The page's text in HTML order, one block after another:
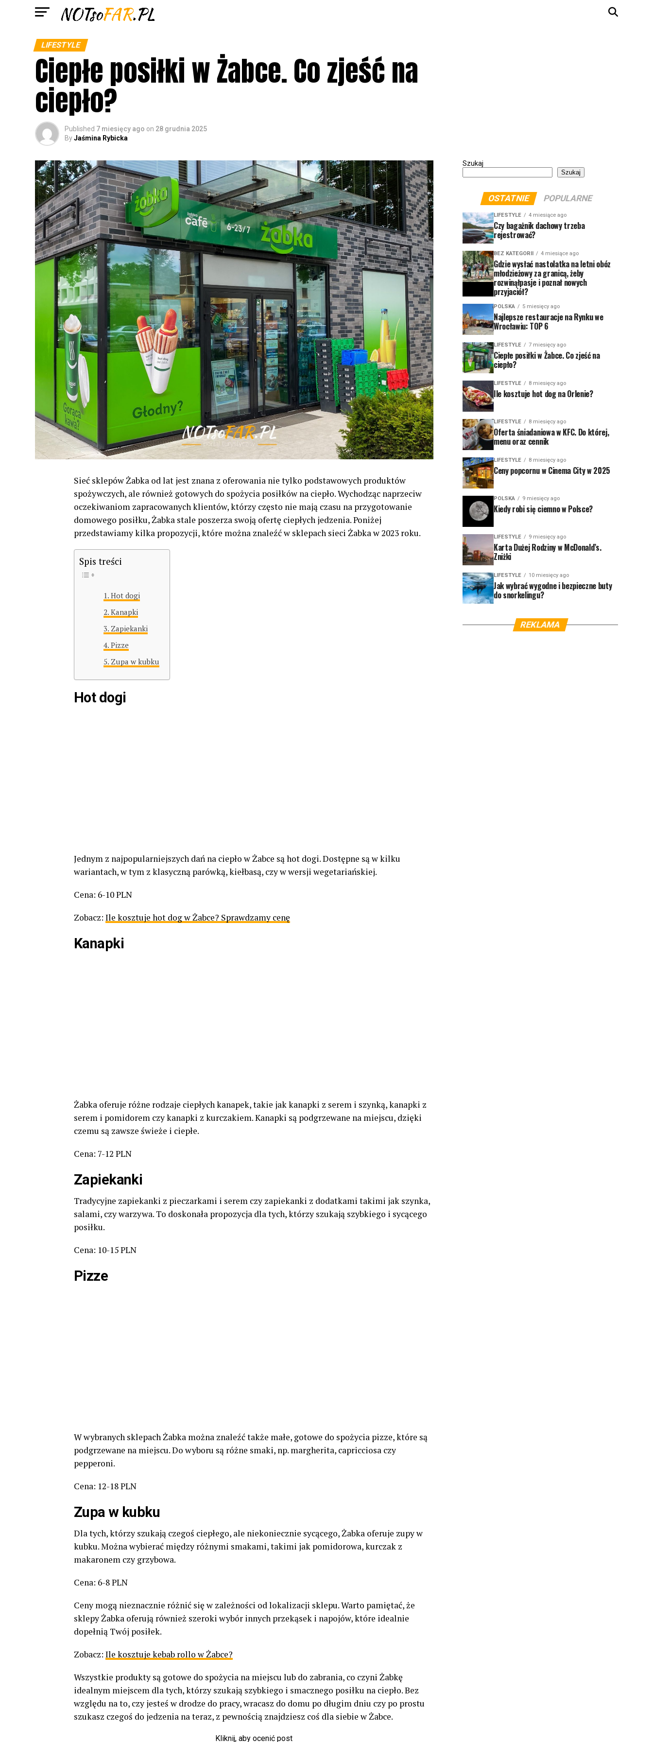
LIFESTYLE
Ciepłe posiłki w Żabce. Co zjeść na
ciepło?
Published 7 miesięcy ago on 28 grudnia 2025
ByJaśmina Rybicka
Sieć sklepów Żabka od lat jest znana z oferowania nie tylko podstawowych produktów
spożywczych, ale również gotowych do spożycia posiłków na ciepło. Wychodząc naprzeciw
oczekiwaniom zapracowanych klientów, którzy często nie mają czasu na przygotowanie
domowego posiłku, Żabka stale poszerza swoją ofertę ciepłych jedzenia. Poniżej
przedstawiamy kilka propozycji, które można znaleźć w sklepach sieci Żabka w 2023 roku.
Spis treści
Hot dogi
Kanapki
Zapiekanki
Pizze
Zupa w kubku
Hot dogi
Jednym z najpopularniejszych dań na ciepło w Żabce są hot dogi. Dostępne są w kilku
wariantach, w tym z klasyczną parówką, kiełbasą, czy w wersji wegetariańskiej.
Cena: 6-10 PLN
Zobacz: Ile kosztuje hot dog w Żabce? Sprawdzamy cenę
Kanapki
Żabka oferuje różne rodzaje ciepłych kanapek, takie jak kanapki z serem i szynką, kanapki z
serem i pomidorem czy kanapki z kurczakiem. Kanapki są podgrzewane na miejscu, dzięki
czemu są zawsze świeże i ciepłe.
Cena: 7-12 PLN
Zapiekanki
Tradycyjne zapiekanki z pieczarkami i serem czy zapiekanki z dodatkami takimi jak szynka,
salami, czy warzywa. To doskonała propozycja dla tych, którzy szukają szybkiego i sycącego
posiłku.
Cena: 10-15 PLN
Pizze
W wybranych sklepach Żabka można znaleźć także małe, gotowe do spożycia pizze, które są
podgrzewane na miejscu. Do wyboru są różne smaki, np. margherita, capricciosa czy
pepperoni.
Cena: 12-18 PLN
Zupa w kubku
Dla tych, którzy szukają czegoś ciepłego, ale niekoniecznie sycącego, Żabka oferuje zupy w
kubku. Można wybierać między różnymi smakami, takimi jak pomidorowa, kurczak z
makaronem czy grzybowa.
Cena: 6-8 PLN
Ceny mogą nieznacznie różnić się w zależności od lokalizacji sklepu. Warto pamiętać, że
sklepy Żabka oferują również szeroki wybór innych przekąsek i napojów, które idealnie
dopełnią Twój posiłek.
Zobacz: Ile kosztuje kebab rollo w Żabce?
Wszystkie produkty są gotowe do spożycia na miejscu lub do zabrania, co czyni Żabkę
idealnym miejscem dla tych, którzy szukają szybkiego i smacznego posiłku na ciepło. Bez
względu na to, czy jesteś w drodze do pracy, wracasz do domu po długim dniu czy po prostu
szukasz czegoś do jedzenia na teraz, z pewnością znajdziesz coś dla siebie w Żabce.
Kliknij, aby ocenić post
Szukaj
Szukaj
OSTATNIE POPULARNE
LIFESTYLE 4 miesiące ago
Czy bagażnik dachowy trzeba
rejestrować?
BEZ KATEGORII 4 miesiące ago
Gdzie wysłać nastolatka na letni obóz
młodzieżowy za granicą, żeby
rozwinąłpasje i poznał nowych
przyjaciół?
POLSKA 5 miesięcy ago
Najlepsze restauracje na Rynku we
Wrocławiu: TOP 6
LIFESTYLE 7 miesięcy ago
Ciepłe posiłki w Żabce. Co zjeść na
ciepło?
LIFESTYLE 8 miesięcy ago
Ile kosztuje hot dog na Orlenie?
LIFESTYLE 8 miesięcy ago
Oferta śniadaniowa w KFC. Do której,
menu oraz cennik
LIFESTYLE 8 miesięcy ago
Ceny popcornu w Cinema City w 2025
POLSKA 9 miesięcy ago
Kiedy robi się ciemno w Polsce?
LIFESTYLE 9 miesięcy ago
Karta Dużej Rodziny w McDonald’s.
Zniżki
LIFESTYLE 10 miesięcy ago
Jak wybrać wygodne i bezpieczne buty
do snorkelingu?
REKLAMA